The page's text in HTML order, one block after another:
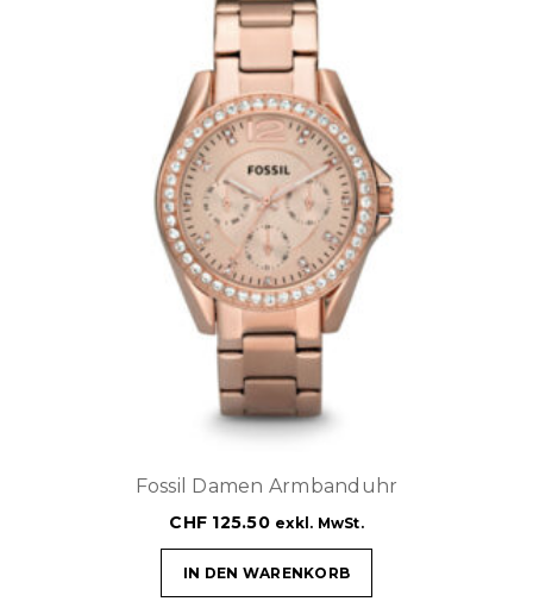
Fossil Damen Armbanduhr
CHF 125.50 exkl. MwSt.
IN DEN WARENKORB